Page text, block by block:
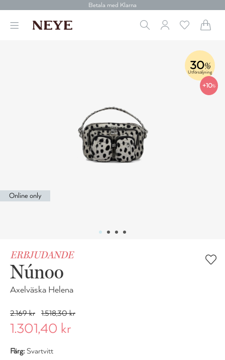
Betala med Klarna
Gratis frakt över 699 kr.
30%
Utförsäljning
+10%
Online only
ERBJUDANDE
Núnoo
Axelväska Helena
2.169 kr 1.518,30 kr
1.301,40 kr
Färg: Svartvitt